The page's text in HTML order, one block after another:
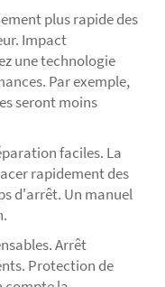
plus rapide des
Impact
une technologie
Par exemple,
seront moins
faciles. La
rapidement des
d'arrêt. Un manuel
Arrêt
Protection de